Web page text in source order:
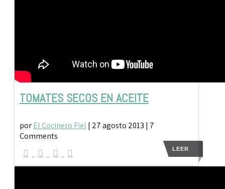
TOMATES SECOS EN ACEITE
porEl Cocinero Fiel | 27 agosto 2013 | 7
Comments
LEER